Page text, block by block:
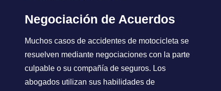
Negociación de Acuerdos
Muchos casos de accidentes de motocicleta se
resuelven mediante negociaciones con la parte
culpable o su compañía de seguros. Los
abogados utilizan sus habilidades de